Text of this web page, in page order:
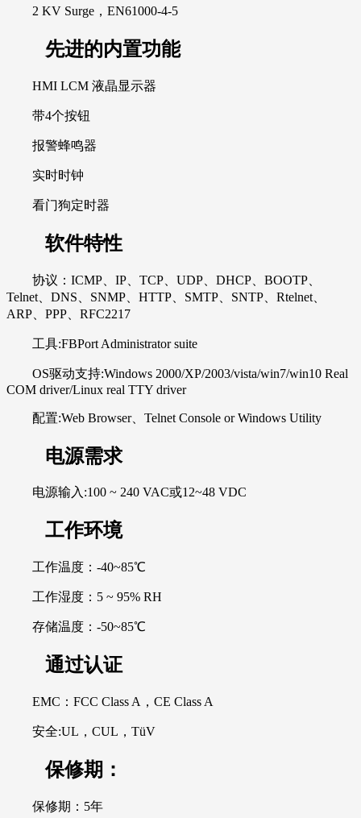
2 KV Surge，EN61000-4-5
先进的内置功能
HMI LCM 液晶显示器
带4个按钮
报警蜂鸣器
实时时钟
看门狗定时器
软件特性
协议：ICMP、IP、TCP、UDP、DHCP、BOOTP、
Telnet、DNS、SNMP、HTTP、SMTP、SNTP、Rtelnet、
ARP、PPP、RFC2217
工具:FBPort Administrator suite
OS驱动支持:Windows 2000/XP/2003/vista/win7/win10 Real
COM driver/Linux real TTY driver
配置:Web Browser、Telnet Console or Windows Utility
电源需求
电源输入:100 ~ 240 VAC或12~48 VDC
工作环境
工作温度：-40~85℃
工作湿度：5 ~ 95% RH
存储温度：-50~85℃
通过认证
EMC：FCC Class A，CE Class A
安全:UL，CUL，TüV
保修期：
保修期：5年